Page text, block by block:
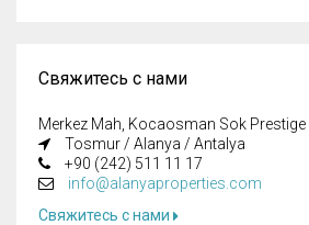
Свяжитесь с нами
Merkez Mah, Kocaosman Sok Prestige
Tosmur / Alanya / Antalya
+90 (242) 511 11 17
info@alanyaproperties.com
Свяжитесь с нами